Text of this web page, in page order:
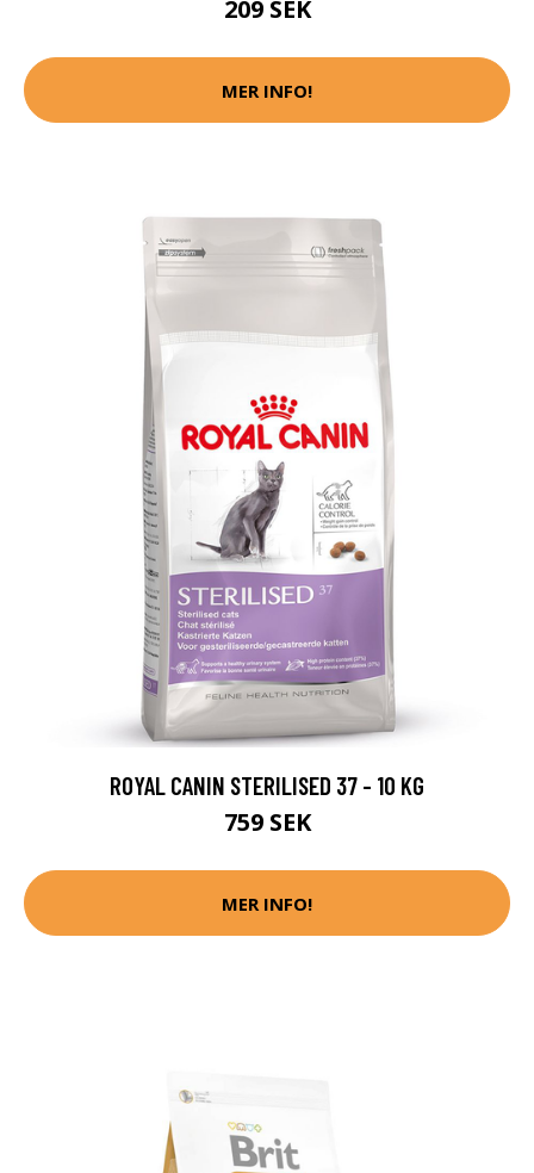
209 SEK
MER INFO!
ROYAL CANIN STERILISED 37 - 10 KG
759 SEK
MER INFO!